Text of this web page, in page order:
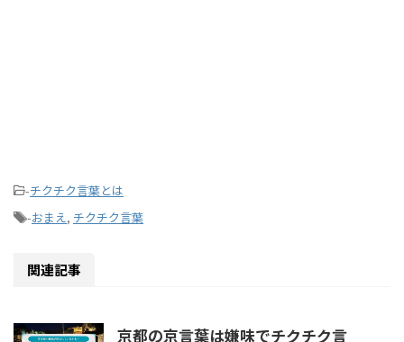
-チクチク言葉とは
-おまえ, チクチク言葉
関連記事
京都の京言葉は嫌味でチクチク言